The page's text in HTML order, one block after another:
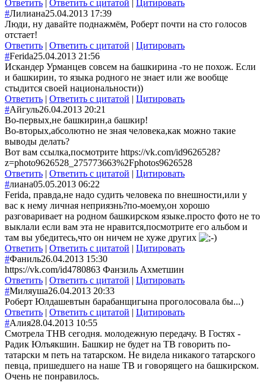
Ответить | Ответить с цитатой | Цитировать
#Лилиана25.04.2013 17:39
Люди, ну давайте поднажмём, Роберт почти на сто голосов
отстает!
Ответить | Ответить с цитатой | Цитировать
#Ferida25.04.2013 21:56
Искандер Урманцев совсем на башкирина -то не похож. Если
и башкирин, то языка родного не знает или же вообще
стыдится своей национальности))
Ответить | Ответить с цитатой | Цитировать
#Айгуль26.04.2013 20:21
Во-первых,не башкирин,а башкир!
Во-вторых,абсолютно не зная человека,как можно такие
выводы делать?
Вот вам ссылка,посмотрите https://vk.com/id9626528?
z=photo9626528_275773663%2Fphotos9626528
Ответить | Ответить с цитатой | Цитировать
#лиана05.05.2013 06:22
Ferida, правда,не надо судить человека по внешности,или у
вас к нему личная неприязнь?по-моему,он хорошо
разговаривает на родном башкирском языке.просто фото не то
выклали если вам эта не нравится,посмотрите его альбом и
там вы убедитесь,что он ничем не хуже других
Ответить | Ответить с цитатой | Цитировать
#Фаниль26.04.2013 15:30
https://vk.com/id4780863 Фанзиль Ахметшин
Ответить | Ответить с цитатой | Цитировать
#Миляуша26.04.2013 20:33
Роберт Юлдашевтын барабанщигына проголосовала бы...)
Ответить | Ответить с цитатой | Цитировать
#Алия28.04.2013 10:55
Смотрела ТНВ сегодня. молодежную передачу. В Гостях -
Радик Юлъякшин. Башкир не будет на ТВ говорить по-
татарски м петь на татарском. Не видела никакого татарского
певца, пришедшего на наше ТВ и говорящего на башкирском.
Очень не понравилось.